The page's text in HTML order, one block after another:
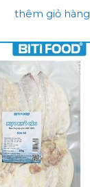
thêm giỏ hàng